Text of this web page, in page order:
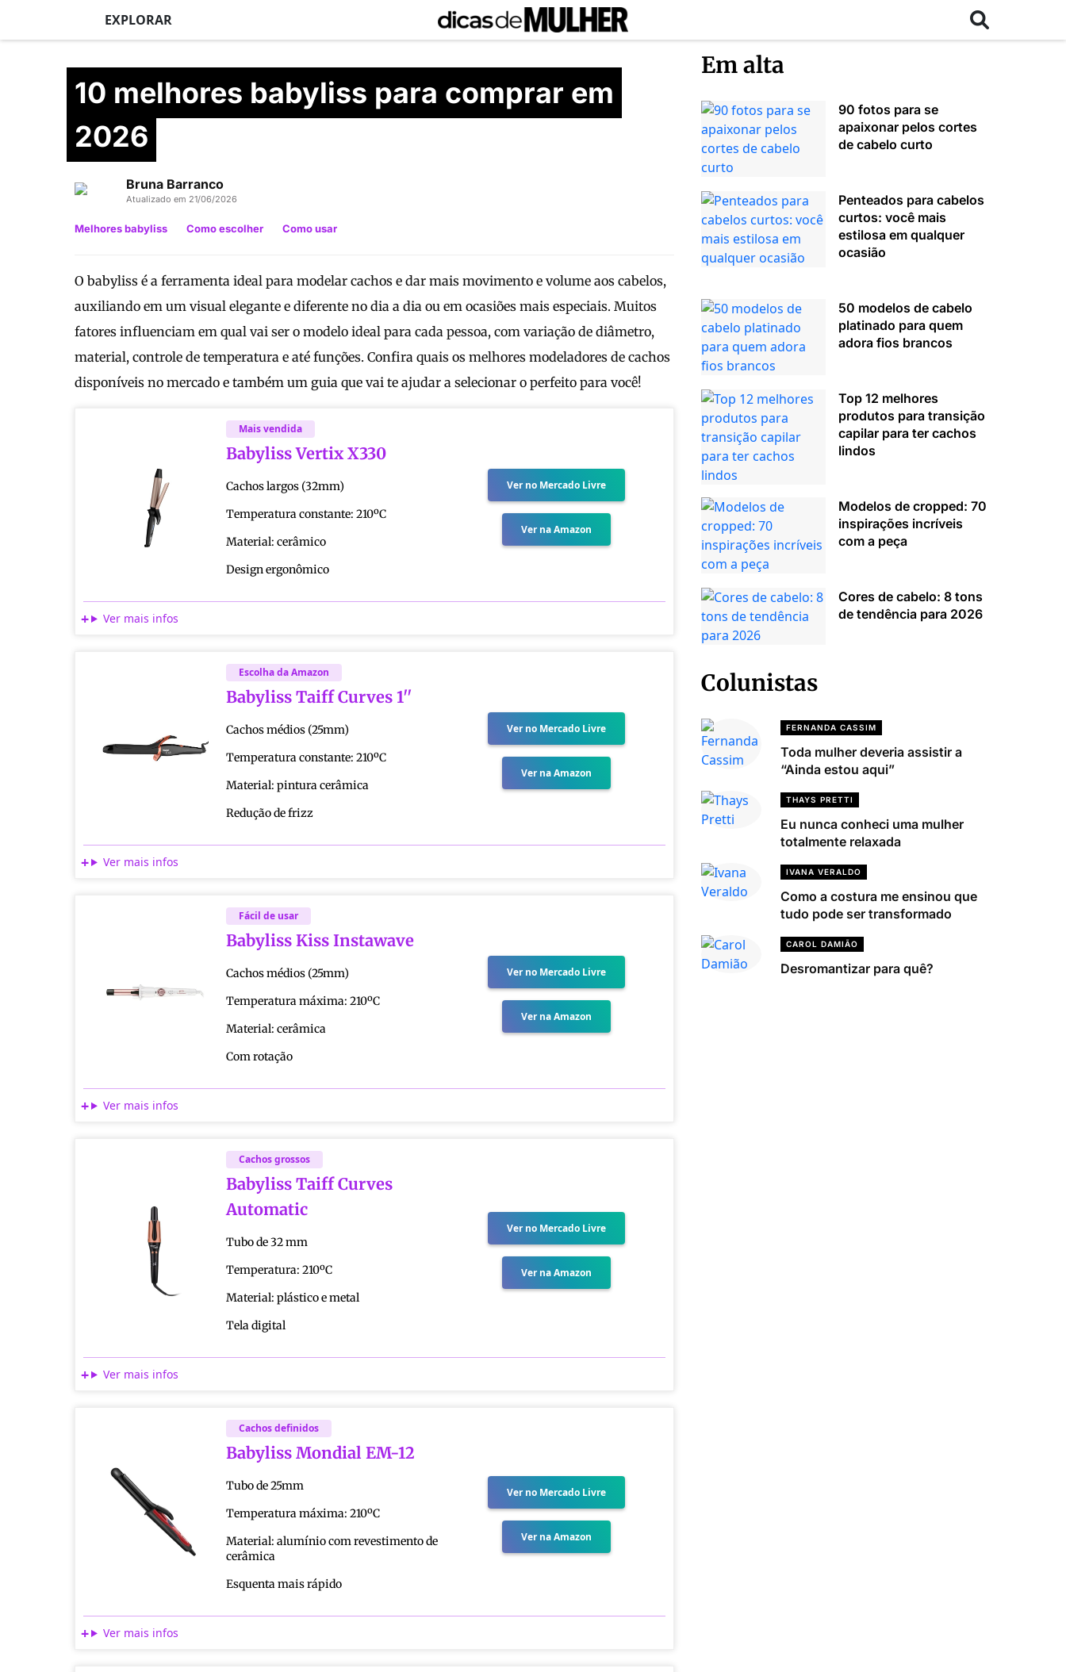
EXPLORAR
10 melhores babyliss para comprar em
2026
Bruna Barranco
Atualizado em 21/06/2026
Melhores babyliss Como escolher Como usar
O babyliss é a ferramenta ideal para modelar cachos e dar mais movimento e volume aos cabelos,
auxiliando em um visual elegante e diferente no dia a dia ou em ocasiões mais especiais. Muitos
fatores influenciam em qual vai ser o modelo ideal para cada pessoa, com variação de diâmetro,
material, controle de temperatura e até funções. Confira quais os melhores modeladores de cachos
disponíveis no mercado e também um guia que vai te ajudar a selecionar o perfeito para você!
Mais vendida
Babyliss Vertix X330
Cachos largos (32mm)
Temperatura constante: 210ºC
Material: cerâmico
Design ergonômico
Ver no Mercado Livre
Ver na Amazon
Ver mais infos
Escolha da Amazon
Babyliss Taiff Curves 1''
Cachos médios (25mm)
Temperatura constante: 210ºC
Material: pintura cerâmica
Redução de frizz
Ver no Mercado Livre
Ver na Amazon
Ver mais infos
Fácil de usar
Babyliss Kiss Instawave
Cachos médios (25mm)
Temperatura máxima: 210ºC
Material: cerâmica
Com rotação
Ver no Mercado Livre
Ver na Amazon
Ver mais infos
Cachos grossos
Babyliss Taiff Curves
Automatic
Tubo de 32 mm
Temperatura: 210ºC
Material: plástico e metal
Tela digital
Ver no Mercado Livre
Ver na Amazon
Ver mais infos
Cachos definidos
Babyliss Mondial EM-12
Tubo de 25mm
Temperatura máxima: 210ºC
Material: alumínio com revestimento de
cerâmica
Esquenta mais rápido
Ver no Mercado Livre
Ver na Amazon
Ver mais infos
Em alta
90 fotos para se
apaixonar pelos cortes
de cabelo curto
Penteados para cabelos
curtos: você mais
estilosa em qualquer
ocasião
50 modelos de cabelo
platinado para quem
adora fios brancos
Top 12 melhores
produtos para transição
capilar para ter cachos
lindos
Modelos de cropped: 70
inspirações incríveis
com a peça
Cores de cabelo: 8 tons
de tendência para 2026
Colunistas
FERNANDA CASSIM
Toda mulher deveria assistir a
“Ainda estou aqui”
THAYS PRETTI
Eu nunca conheci uma mulher
totalmente relaxada
IVANA VERALDO
Como a costura me ensinou que
tudo pode ser transformado
CAROL DAMIÃO
Desromantizar para quê?